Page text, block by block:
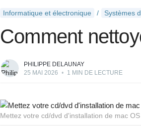
Informatique et électronique Systèmes
Comment
PHILIPPE DELAUNAY
25 MAI 2026 • 1 MIN DE LECTURE
Mettez votre cd/dvd d'installation de mac